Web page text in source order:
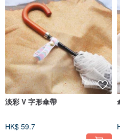
淡彩 V 字形傘帶
HK$ 59.7